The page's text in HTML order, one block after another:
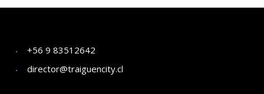
+56 9 83512642
director@traiguencity.cl